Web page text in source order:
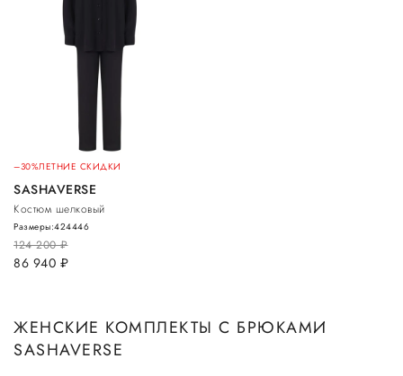
–30%ЛЕТНИЕ СКИДКИ
SASHAVERSE
Костюм шелковый
124 200руб.
86 940 руб.
Размеры:424446
ЖЕНСКИЕ КОМПЛЕКТЫ С БРЮКАМИ
SASHAVERSE